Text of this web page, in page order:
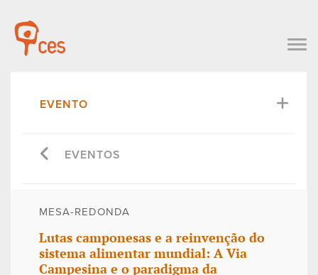
EVENTO
EVENTOS
MESA-REDONDA
Lutas camponesas e a reinvenção do
sistema alimentar mundial: A Via
Campesina e o paradigma da